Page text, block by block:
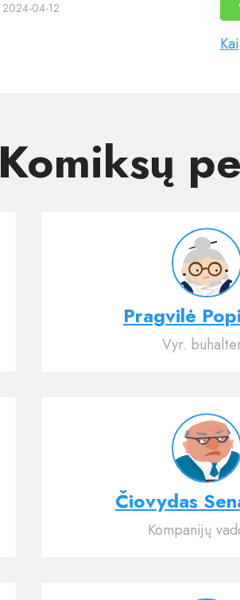
2024-04-12
Komiksų
Pragvilė
Vyr.
Čiovydas
Kompanijų